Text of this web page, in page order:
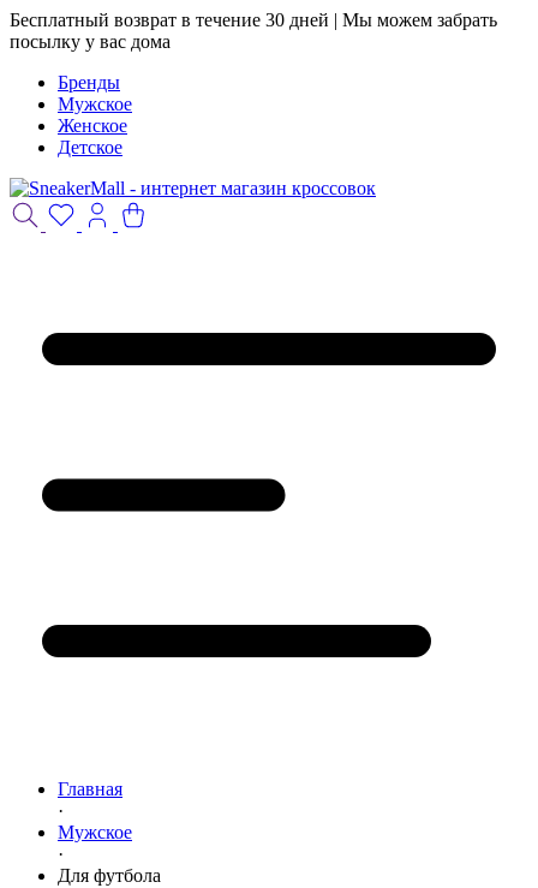
Бесплатный возврат в течение 30 дней | Мы можем забрать
посылку у вас дома
Бренды
Мужское
Женское
Детское
Главная
·
Мужское
·
Для футбола